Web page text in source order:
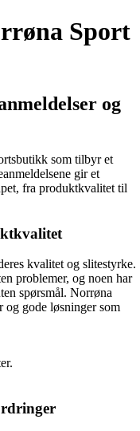
Sport
og
som tilbyr et
gir et
fra produktkvalitet til
kvalitet og slitestyrke.
problemer, og noen har
spørsmål. Norrøna
og gode løsninger som